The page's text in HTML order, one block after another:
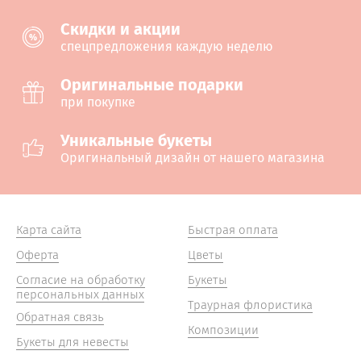
Cкидки и акции
спецпредложения каждую неделю
Оригинальные подарки
при покупке
Уникальные букеты
Оригинальный дизайн от нашего магазина
Карта сайта
Оферта
Согласие на обработку
персональных данных
Обратная связь
Букеты для невесты
Быстрая оплата
Цветы
Букеты
Траурная флористика
Композиции